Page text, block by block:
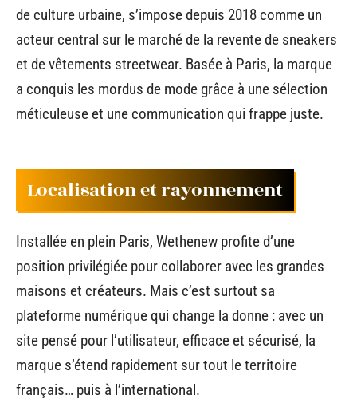
de culture urbaine, s’impose depuis 2018 comme un
acteur central sur le marché de la revente de sneakers
et de vêtements streetwear. Basée à Paris, la marque
a conquis les mordus de mode grâce à une sélection
méticuleuse et une communication qui frappe juste.
Localisation et rayonnement
Installée en plein Paris, Wethenew profite d’une
position privilégiée pour collaborer avec les grandes
maisons et créateurs. Mais c’est surtout sa
plateforme numérique qui change la donne : avec un
site pensé pour l’utilisateur, efficace et sécurisé, la
marque s’étend rapidement sur tout le territoire
français… puis à l’international.